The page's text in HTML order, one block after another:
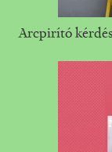
Arcpirító